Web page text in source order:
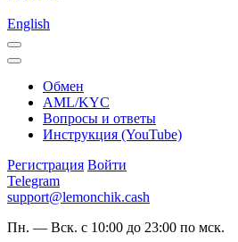
English
Обмен
AML/KYC
Вопросы и ответы
Инструкция (YouTube)
Регистрация Войти
Telegram
support@lemonchik.cash
Пн. — Вск. с 10:00 до 23:00 по мск.